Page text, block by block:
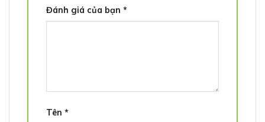
Đánh giá của bạn *
Tên *